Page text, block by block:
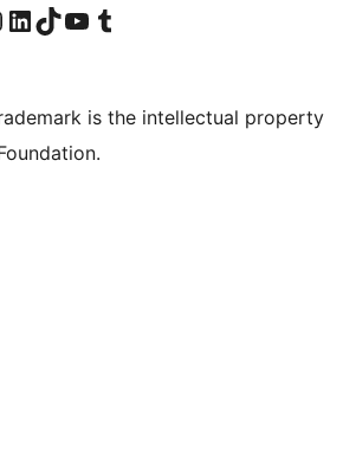
pàgina al Facebook
el nostre compte d'Instagram
Visiteu el nostre compte de LinkedIn
Visiteu el nostre compte de TikTok
Visiteu el nostre canal al YouTube
Visiteu el nostre compte de Tumblr
is the intellectual property